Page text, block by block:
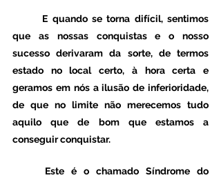
que as nossas conquistas e o nosso
sucesso derivaram da sorte, de termos
estado no local certo, à hora certa e
geramos em nós a ilusão de inferioridade,
de que no limite não merecemos tudo
aquilo que de bom que estamos a
conseguir conquistar.